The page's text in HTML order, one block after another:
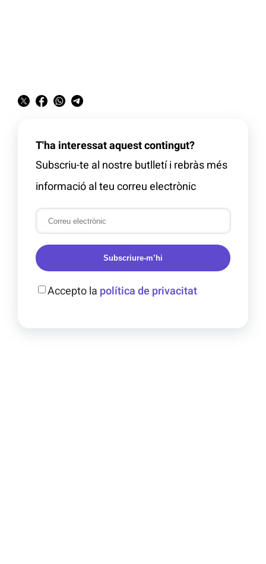
T'ha interessat aquest contingut?
Subscriu-te al nostre butlletí i rebràs més
informació al teu correu electrònic
Subscriure-m’hi
Accepto la política de privacitat